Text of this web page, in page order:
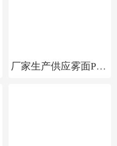
厂家生产供应雾面PET薄膜 亚/哑光膜 消光膜PET哑膜 多种亚度可选